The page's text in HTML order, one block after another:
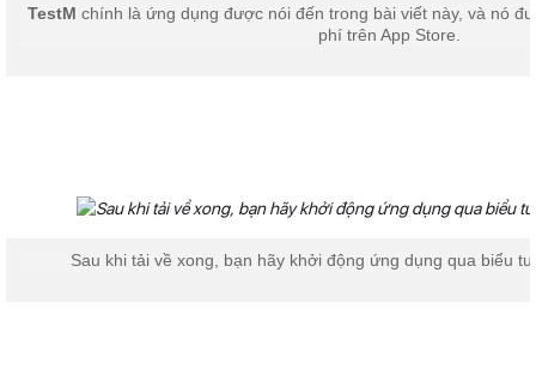
TestM chính là ứng dụng được nói đến trong bài viết này, và nó
phí trên App Store.
Sau khi tải về xong, bạn hãy khởi động ứng dụng qua biểu